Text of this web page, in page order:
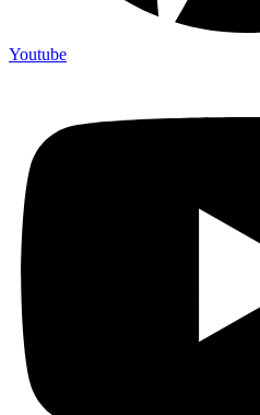
Youtube